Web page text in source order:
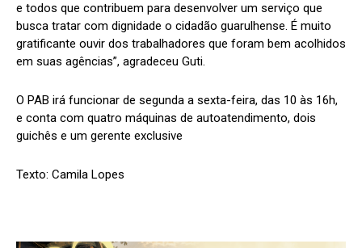
e todos que contribuem para desenvolver um serviço que
busca tratar com dignidade o cidadão guarulhense. É muito
gratificante ouvir dos trabalhadores que foram bem acolhidos
em suas agências”, agradeceu Guti.
O PAB irá funcionar de segunda a sexta-feira, das 10 às 16h,
e conta com quatro máquinas de autoatendimento, dois
guichês e um gerente exclusive
Texto: Camila Lopes